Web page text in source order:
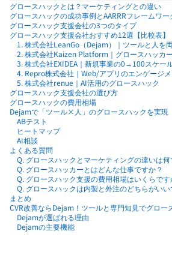
グロースハックとは？マーケティングとの違い
グロースハックの成功事例とAARRRフレームワー
グロースハック支援会社の3つのタイプ
グロースハック支援会社おすすめ12選【比較表】
1. 株式会社LeanGo（Dejam）｜ツールと人を
2. 株式会社Kaizen Platform｜グロースハッカ
3. 株式会社EXIDEA｜新規事業の0→100スケー
4. Repro株式会社｜Web/アプリのエンゲージメ
5. 株式会社renue｜AI活用のグロースハック
グロースハック支援会社の選び方
グロースハックの費用相場
Dejamで「ツール×人」のグロースハックを実現
ABテスト
ヒートマップ
AI相談
よくある質問
Q. グロースハックとマーケティングの違いは何
Q. グロースハッカーとはどんな仕事ですか？
Q. グロースハック支援の費用相場はいくらです
Q. グロースハックは内製と外注のどちらがいい
まとめ
CVR改善ならDejam！ツールと専門知見でグロー
Dejamが選ばれる理由
Dejamの主要機能